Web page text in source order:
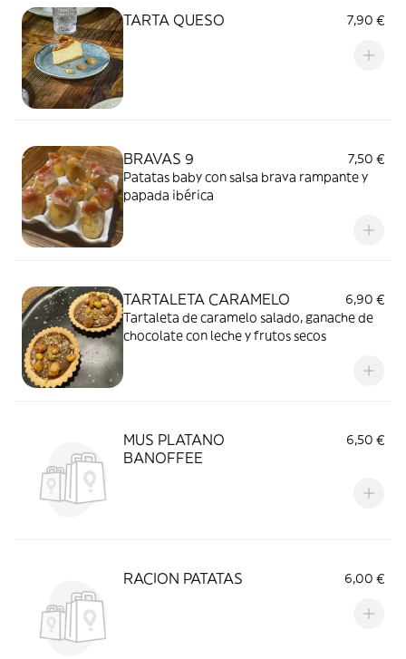
TARTA QUESO 7,90 €
BRAVAS 9
7,50 €
Patatas baby con salsa brava rampante y
papada ibérica
TARTALETA CARAMELO
6,90 €
Tartaleta de caramelo salado, ganache de
chocolate con leche y frutos secos
MUS PLATANO
BANOFFEE
6,50 €
RACION PATATAS 6,00 €